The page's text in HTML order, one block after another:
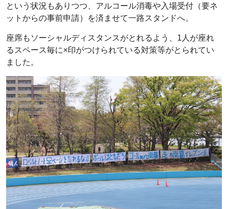
という状況もありつつ、アルコール消毒や入場受付（要ネ
ットからの事前申請）を済ませて一路スタンドへ。
座席もソーシャルディスタンスがとれるよう、1人が座れ
るスペース毎に×印がつけられている対策等がとられてい
ました。